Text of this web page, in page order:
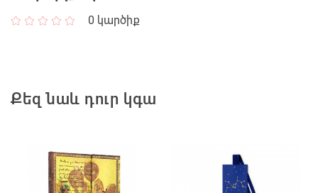
0 կարծիք
Քեզ նաև դուր կգա